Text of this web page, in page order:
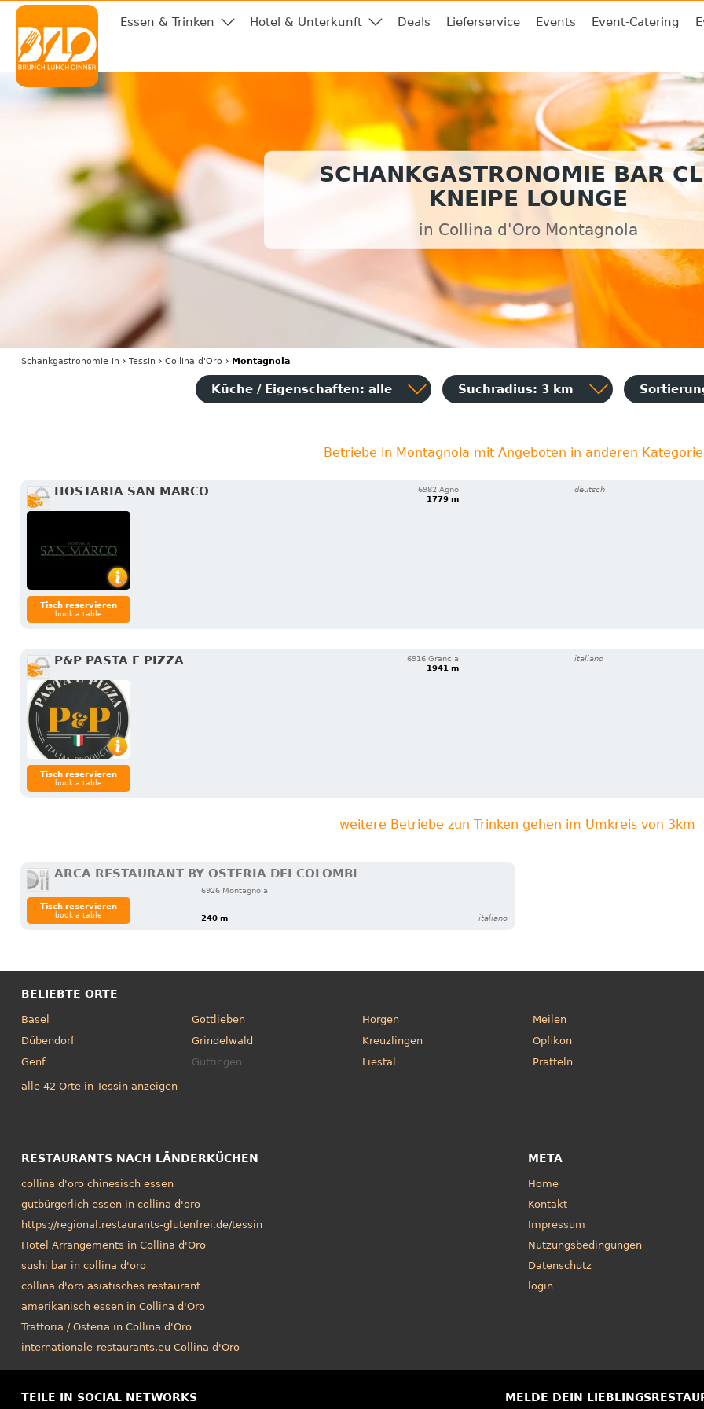
Essen & Trinken Hotel & Unterkunft Deals Lieferservice Events Event-Catering
SCHANKGASTRONOMIE BAR
KNEIPE LOUNGE
in Collina d'Oro Montagnola
Schankgastronomiein › Tessin › Collina d'Oro › Montagnola
Küche / Eigenschaften: alle Suchradius: 3 km
Betriebe in Montagnola mit Angeboten in anderen
HOSTARIA SAN MARCO
6982 Agno
1779 m
deutsch
Tisch reservieren
book a table
P&P PASTA E PIZZA
6916 Grancia
1941 m
italiano
Tisch reservieren
book a table
weitere Betriebe zun Trinken gehen im Umkreis von 3km
ARCA RESTAURANT BY OSTERIA DEI COLOMBI
6926 Montagnola
240 m italiano
Tisch reservieren
book a table
BELIEBTE ORTE
Basel
Dübendorf
Genf
Gottlieben
Grindelwald
Güttingen
Horgen
Kreuzlingen
Liestal
Meilen
Opfikon
Pratteln
alle 42 Orte in Tessin anzeigen
RESTAURANTS NACH LÄNDERKÜCHEN
collina d'oro chinesisch essen
gutbürgerlich essen in collina d'oro
https://regional.restaurants-glutenfrei.de/tessin
Hotel Arrangements in Collina d'Oro
sushi bar in collina d'oro
collina d'oro asiatisches restaurant
amerikanisch essen in Collina d'Oro
Trattoria / Osteria in Collina d'Oro
internationale-restaurants.eu Collina d'Oro
META
Home
Kontakt
Impressum
Nutzungsbedingungen
Datenschutz
login
TEILE IN SOCIAL NETWORKS MELDE DEIN